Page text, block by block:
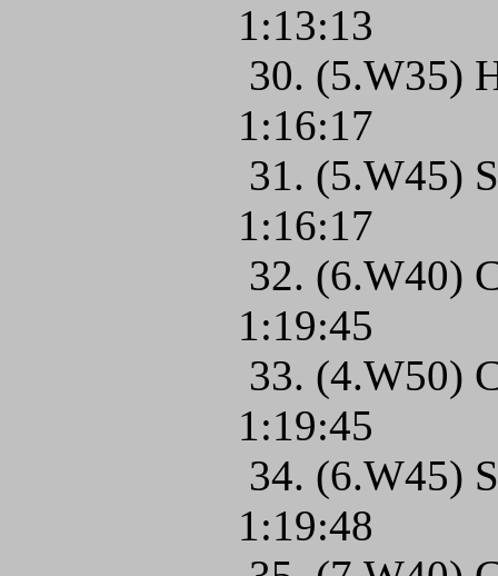
1:13:13
30. (5.W35)
1:16:17
31. (5.W45)
1:16:17
32. (6.W40)
1:19:45
33. (4.W50)
1:19:45
34. (6.W45)
1:19:48